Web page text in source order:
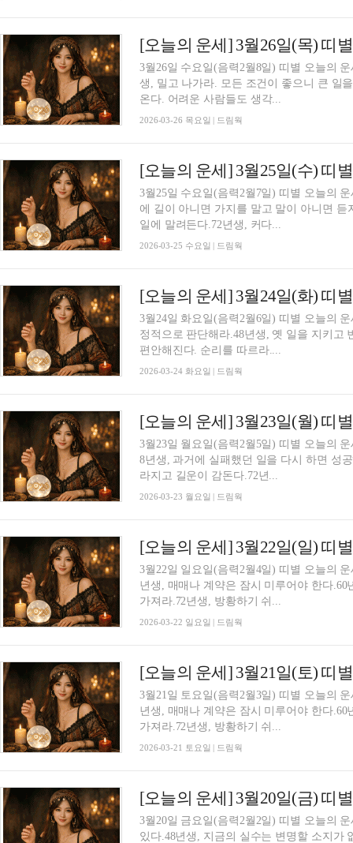
[오늘의 운세] 3월26일(목) 띠
3월26일 수요일(음력2월8일) 띠별 오늘의
생, 밀고 나가라. 모든 조건이 좋으니 큰 일
온다. 어려운 사람들도 생각...
2026-03-26 목요일 | 드림웍
[오늘의 운세] 3월25일(수) 띠
3월25일 수요일(음력2월7일) 띠별 오늘의
에 길이 아니면 가지를 말고 말이 아니면
일에 말려든다.72년생, 커다...
2026-03-25 수요일 | 드림웍
[오늘의 운세] 3월24일(화) 띠
3월24일 화요일(음력2월6일) 띠별 오늘의
정적으로 판단해라.48년생, 옛 일을 지키고
편안해진다. 순리를 따르라....
2026-03-24 화요일 | 드림웍
[오늘의 운세] 3월23일(월) 띠
3월23일 월요일(음력2월5일) 띠별 오늘의
8년생, 과거에 실패했던 일을 다시 하면 성
라지고 길운이 감돈다.72년...
2026-03-23 월요일 | 드림웍
[오늘의 운세] 3월22일(일) 띠
3월22일 일요일(음력2월4일) 띠별 오늘의
년생, 매매나 계약은 잠시 미루어야 한다
가져라.72년생, 방황하기 쉬...
2026-03-22 일요일 | 드림웍
[오늘의 운세] 3월21일(토) 띠
3월21일 토요일(음력2월3일) 띠별 오늘의
년생, 매매나 계약은 잠시 미루어야 한다
가져라.72년생, 방황하기 쉬...
2026-03-21 토요일 | 드림웍
[오늘의 운세] 3월20일(금) 띠
3월20일 금요일(음력2월2일) 띠별 오늘의
있다.48년생, 지금의 실수는 변명할 소지가